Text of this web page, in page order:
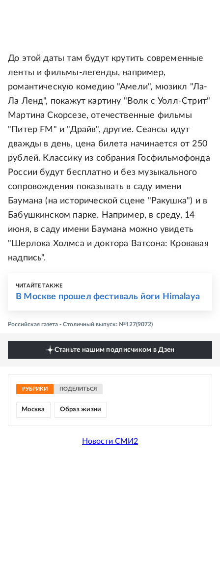
До этой даты там будут крутить современные
ленты и фильмы-легенды, например,
романтическую комедию "Амели", мюзикл "Ла-
Ла Ленд", покажут картину "Волк с Уолл-Стрит"
Мартина Скорсезе, отечественные фильмы
"Питер FM" и "Драйв", другие. Сеансы идут
дважды в день, цена билета начинается от 250
рублей. Классику из собрания Госфильмофонда
России будут бесплатно и без музыкального
сопровождения показывать в саду имени
Баумана (на исторической сцене "Ракушка") и в
Бабушкинском парке. Например, в среду, 14
июня, в саду имени Баумана можно увидеть
"Шерлока Холмса и доктора Ватсона: Кровавая
надпись".
ЧИТАЙТЕ ТАКЖЕ
В Москве прошел фестиваль йоги Himalaya
Российская газета - Столичный выпуск: №127(9072)
Станьте нашим подписчиком в Дзен
РУБРИКИ ПОДЕЛИТЬСЯ
Москва Образ жизни
Новости СМИ2